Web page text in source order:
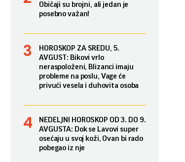
Običaji su brojni, ali jedan je
posebno važan!
HOROSKOP ZA SREDU, 5.
AVGUST: Bikovi vrlo
neraspoloženi, Blizanci imaju
probleme na poslu, Vage će
privući vesela i duhovita osoba
NEDELJNI HOROSKOP OD 3. DO 9.
AVGUSTA: Dok se Lavovi super
osećaju u svoj koži, Ovan bi rado
pobegao iz nje